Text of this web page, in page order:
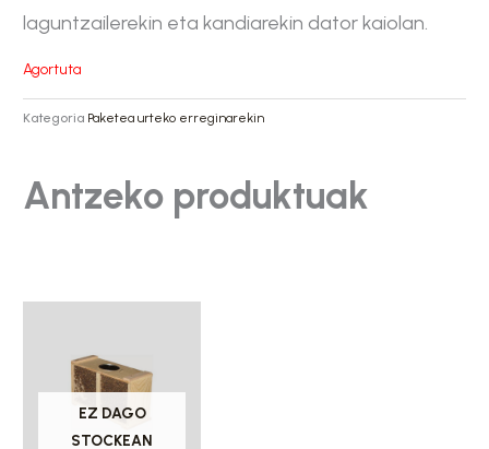
laguntzailerekin eta kandiarekin dator kaiolan.
Agortuta
Kategoria Paketea urteko erreginarekin
Antzeko produktuak
EZ DAGO
STOCKEAN